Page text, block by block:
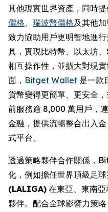
其他現實世界資產，同時
價格、 瑞波幣價格及其他
致力協助用戶更明智地進
具，實現比特幣、以太坊
相互操作性，並擴大對現
面， Bitget Wallet 是一款
貨幣變得更簡單、更安全
前服務逾 8,000 萬用戶，
金融，提供流暢整合出入
式平台。
透過策略夥伴合作關係，
化，例如擔任世界頂級足
(LALIGA) 在東亞、東南
夥伴。配合全球影響力策